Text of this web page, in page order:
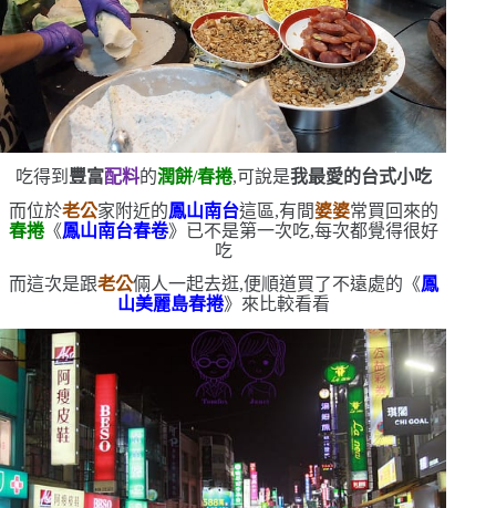
吃得到 豐富配料的潤餅/春捲,可說是我最愛的台式小吃
而位於老公家附近的鳳山南台這區,有間婆婆常買回來的
春捲《鳳山南台春卷》 已不是第一次吃,每次都覺得很好
吃
而這次是跟老公倆人一起去逛,便順道買了不遠處的《鳳
山美麗島春捲》來比較看看